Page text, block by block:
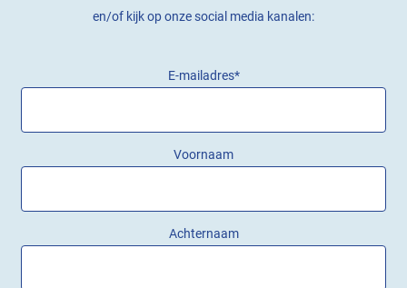
en/of kijk op onze social media kanalen:
E-mailadres*
Voornaam
Achternaam